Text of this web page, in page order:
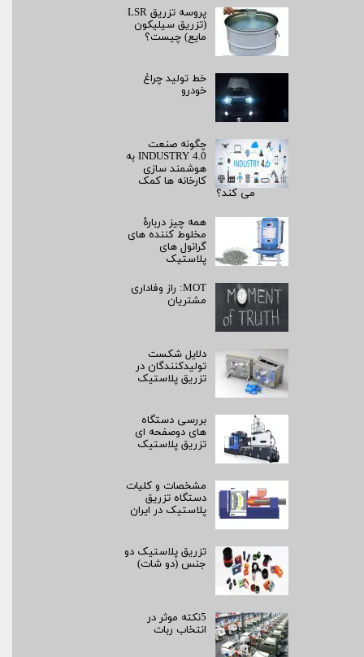
پروسه تزریق LSR
(تزریق سیلیکون
مایع) چیست؟
خط تولید چراغ
خودرو
چگونه صنعت
INDUSTRY 4.0 به
هوشمند سازی
کارخانه ها کمک
می کند؟
همه چیز دربارۀ
مخلوط کننده های
گرانول های
پلاستیک
MOT: راز وفاداری
مشتریان
دلایل شکست
تولیدکنندگان در
تزریق پلاستیک
بررسی دستگاه
های دوصفحه ای
تزریق پلاستیک
مشخصات و کلیات
دستگاه تزریق
پلاستیک در ایران
تزریق پلاستیک دو
جنس (دو شات)
5نکته موثر در
انتخاب ربات